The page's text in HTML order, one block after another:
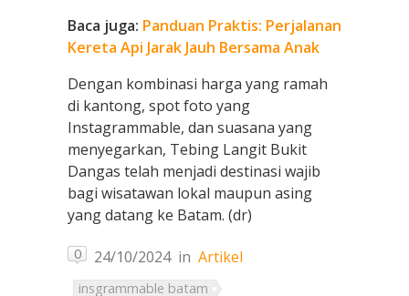
Baca juga: Panduan Praktis: Perjalanan
Kereta Api Jarak Jauh Bersama Anak
Dengan kombinasi harga yang ramah
di kantong, spot foto yang
Instagrammable, dan suasana yang
menyegarkan, Tebing Langit Bukit
Dangas telah menjadi destinasi wajib
bagi wisatawan lokal maupun asing
yang datang ke Batam. (dr)
0 24/10/2024in Artikel
insgrammable batam